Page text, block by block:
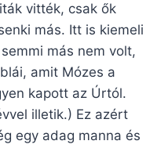
vitték, csak ők
más. Itt is kiemeli
más nem volt,
amit Mózes a
kapott az Úrtól.
illetik.) Ez azért
egy adag manna és